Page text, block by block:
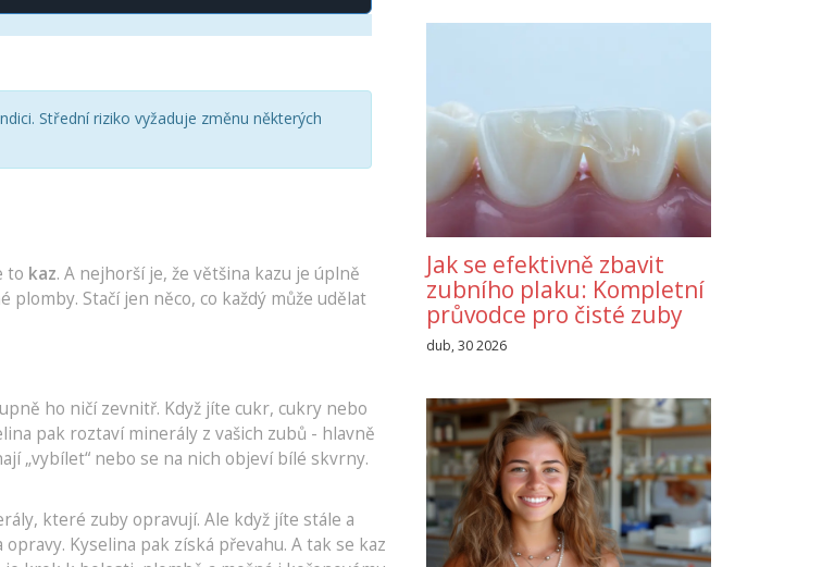
Střední riziko vyžaduje změnu některých
to kaz. A nejhorší je, že většina kazu je úplně
Stačí jen něco, co každý může udělat
ho ničí zevnitř. Když jíte cukr, cukry nebo
pak roztaví minerály z vašich zubů - hlavně
„vybílet“ nebo se na nich objeví bílé skvrny.
které zuby opravují. Ale když jíte stále a
Kyselina pak získá převahu. A tak se kaz
Jak se efektivně zbavit
zubního plaku: Kompletní
průvodce pro čisté zuby
dub, 30 2026